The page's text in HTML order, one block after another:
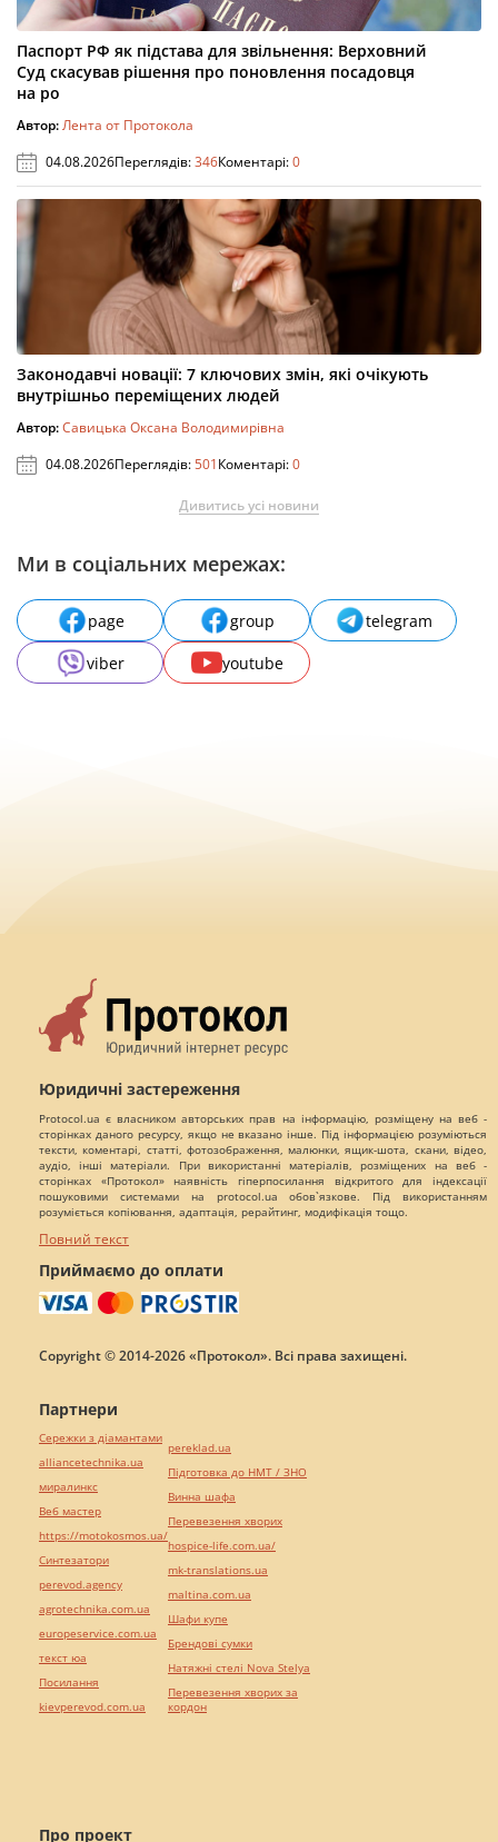
Паспорт РФ як підстава для звільнення: Верховний
Суд скасував рішення про поновлення посадовця
на ро
Автор:Лента от Протокола
04.08.2026Переглядів:346Коментарі:0
Законодавчі новації: 7 ключових змін, які очікують
внутрішньо переміщених людей
Автор:Савицька Оксана Володимирівна
04.08.2026Переглядів:501Коментарі:0
Дивитись усі новини
Ми в соціальних мережах:
page group
telegram
viber
youtube
Юридичні застереження
Protocol.ua є власником авторських прав на інформацію, розміщену на веб -
сторінках даного ресурсу, якщо не вказано інше. Під інформацією розуміються
тексти, коментарі, статті, фотозображення, малюнки, ящик-шота, скани, відео,
аудіо, інші матеріали. При використанні матеріалів, розміщених на веб -
сторінках «Протокол» наявність гіперпосилання відкритого для індексації
пошуковими системами на protocol.ua обов`язкове. Під використанням
розуміється копіювання, адаптація, рерайтинг, модифікація тощо.
Повний текст
Приймаємо до оплати
Copyright © 2014-2026 «Протокол». Всі права захищені.
Про проект
Партнери
Сережки з діамантами
alliancetechnika.ua
миралинкс
Веб мастер
https://motokosmos.ua/
Синтезатори
perevod.agency
agrotechnika.com.ua
europeservice.com.ua
текст юа
Посилання
kievperevod.com.ua
pereklad.ua
Підготовка до НМТ / ЗНО
Винна шафа
Перевезення хворих
hospice-life.com.ua/
mk-translations.ua
maltina.com.ua
Шафи купе
Брендові сумки
Натяжні стелі Nova Stelya
Перевезення хворих за
кордон